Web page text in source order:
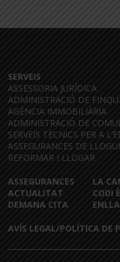
SERVEIS
ASSESSORIA JURÍDICA
ADMINISTRACIÓ DE
AGÈNCIA IMMOBILIÀRIA
ADMINISTRACIÓ DE
SERVEIS TÈCNICS PER A
ASSEGURANCES DE
REFORMAR I LLOGAR
ASSEGURANCES
ACTUALITAT
DEMANA CITA
LA
CODI
AVÍS LEGAL/POLÍTICA DE